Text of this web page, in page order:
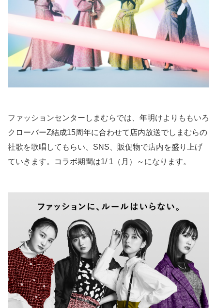
ファッションセンターしまむらでは、年明けよりももいろ
クローバーZ結成15周年に合わせて店内放送でしまむらの
社歌を歌唱してもらい、SNS、販促物で店内を盛り上げ
ていきます。コラボ期間は1/ 1（月）～になります。